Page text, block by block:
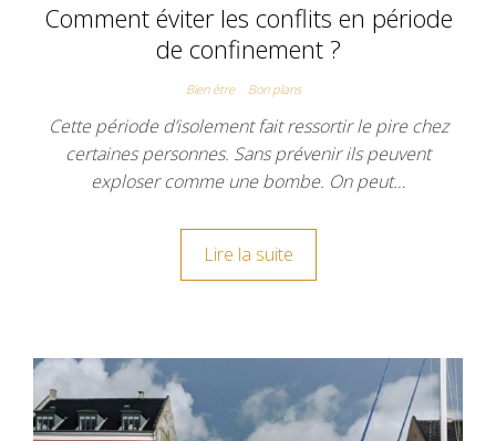
Comment éviter les conflits en période
de confinement ?
Bien être Bon plans
Cette période d’isolement fait ressortir le pire chez
certaines personnes. Sans prévenir ils peuvent
exploser comme une bombe. On peut…
Lire la suite